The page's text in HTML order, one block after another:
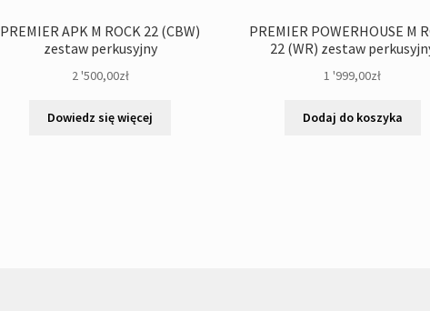
PREMIER APK M ROCK 22 (CBW)
zestaw perkusyjny
2 '500,00zł
Dowiedz się więcej
PREMIER POWERHOUSE M
22 (WR) zestaw
1 '999,00zł
Dodaj do koszyka